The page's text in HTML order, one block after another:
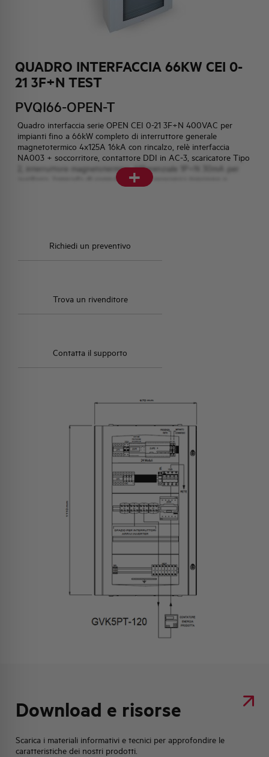
QUADRO INTERFACCIA 66KW CEI 0-
21 3F+N TEST
PVQI66-OPEN-T
Quadro interfaccia serie OPEN CEI 0-21 3F+N 400VAC per
impianti fino a 66kW completo di interruttore generale
magnetotermico 4x125A 16kA con rincalzo, relè interfaccia
NA003 + soccorritore, contattore DDI in AC-3, scaricatore Tipo
2, interruttore magnetotermico differenziale 1P+N 30mA per
ausiliaria, lampada di segnalazione di presenza tensione e
+
Richiedi un preventivo
Trova un rivenditore
Contatta il supporto
Download e risorse
Scarica i materiali informativi e tecnici per approfondire le
caratteristiche dei nostri prodotti.
IMPEGNO SOCIALE